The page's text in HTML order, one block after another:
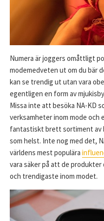
Numera är joggers omåttligt
modemedveten ut om du bär
kan se trendig ut utan vara
egentligen en form av
Missa inte att besöka NA-KD
verksamheter inom mode och
fantastiskt brett sortiment av
som helst. Inte nog med det,
världens mest populära
vara säker på att de
och trendigaste inom modet.